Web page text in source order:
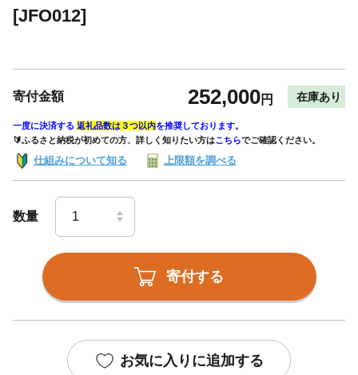
[JFO012]
寄付金額 252,000円 在庫あり
一度に決済する 返礼品数は３つ以内を推奨しております。
🔰ふるさと納税が初めての方、詳しく知りたい方はこちらでご確認ください。
仕組みについて知る 上限額を調べる
数量
寄付する
お気に入りに追加する